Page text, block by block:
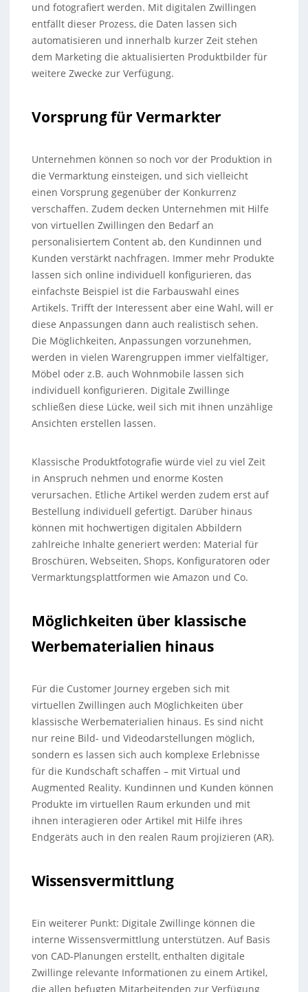
und fotografiert werden. Mit digitalen Zwillingen
entfällt dieser Prozess, die Daten lassen sich
automatisieren und innerhalb kurzer Zeit stehen
dem Marketing die aktualisierten Produktbilder für
weitere Zwecke zur Verfügung.
Vorsprung für Vermarkter
Unternehmen können so noch vor der Produktion in
die Vermarktung einsteigen, und sich vielleicht
einen Vorsprung gegenüber der Konkurrenz
verschaffen. Zudem decken Unternehmen mit Hilfe
von virtuellen Zwillingen den Bedarf an
personalisiertem Content ab, den Kundinnen und
Kunden verstärkt nachfragen. Immer mehr Produkte
lassen sich online individuell konfigurieren, das
einfachste Beispiel ist die Farbauswahl eines
Artikels. Trifft der Interessent aber eine Wahl, will er
diese Anpassungen dann auch realistisch sehen.
Die Möglichkeiten, Anpassungen vorzunehmen,
werden in vielen Warengruppen immer vielfältiger,
Möbel oder z.B. auch Wohnmobile lassen sich
individuell konfigurieren. Digitale Zwillinge
schließen diese Lücke, weil sich mit ihnen unzählige
Ansichten erstellen lassen.
Klassische Produktfotografie würde viel zu viel Zeit
in Anspruch nehmen und enorme Kosten
verursachen. Etliche Artikel werden zudem erst auf
Bestellung individuell gefertigt. Darüber hinaus
können mit hochwertigen digitalen Abbildern
zahlreiche Inhalte generiert werden: Material für
Broschüren, Webseiten, Shops, Konfiguratoren oder
Vermarktungsplattformen wie Amazon und Co.
Möglichkeiten über klassische
Werbematerialien hinaus
Für die Customer Journey ergeben sich mit
virtuellen Zwillingen auch Möglichkeiten über
klassische Werbematerialien hinaus. Es sind nicht
nur reine Bild- und Videodarstellungen möglich,
sondern es lassen sich auch komplexe Erlebnisse
für die Kundschaft schaffen – mit Virtual und
Augmented Reality. Kundinnen und Kunden können
Produkte im virtuellen Raum erkunden und mit
ihnen interagieren oder Artikel mit Hilfe ihres
Endgeräts auch in den realen Raum projizieren (AR).
Wissensvermittlung
Ein weiterer Punkt: Digitale Zwillinge können die
interne Wissensvermittlung unterstützen. Auf Basis
von CAD-Planungen erstellt, enthalten digitale
Zwillinge relevante Informationen zu einem Artikel,
die allen befugten Mitarbeitenden zur Verfügung